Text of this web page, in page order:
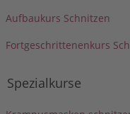
Aufbaukurs Schnitzen
Fortgeschrittenenkurs
Spezialkurse